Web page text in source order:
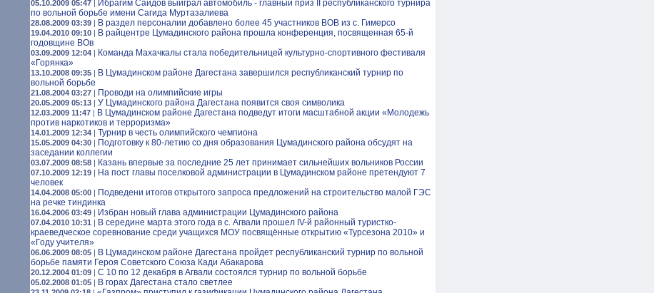
05.10.2009 05:47 | Ибрагим Саидов выиграл автомобиль - главный приз II республиканского турнира
по вольной борьбе имени Сагида Муртазалиева
28.08.2009 03:39 | В раздел персоналии добавлено более 45 участников ВОВ из с. Гимерсо
19.04.2010 09:10 | В райцентре Цумадинского района прошла конференция, посвященная 65-й
годовщине ВОв
03.09.2009 12:04 | Команда Махачкалы стала победительницей культурно-спортивного фестиваля
«Горянка»
13.10.2008 09:35 | В Цумадинском районе Дагестана завершился республиканский турнир по
вольной борьбе
21.08.2004 03:27 | Проводи на олимпийские игры
20.05.2009 05:13 | У Цумадинского района Дагестана появится своя символика
12.03.2009 11:47 | В Цумадинском районе Дагестана подведут итоги масштабной акции «Молодежь
против наркотиков и терроризма»
14.01.2009 12:34 | Турнир в честь олимпийского чемпиона
15.05.2009 04:30 | Подготовку к 80-летию со дня образования Цумадинского района обсудят на
заседании коллегии
03.07.2009 08:58 | Казань впервые за последние 25 лет принимает сильнейших вольников России
07.10.2009 12:19 | На пост главы поселковой администрации в Цумадинском районе претендуют 7
человек
14.04.2008 05:00 | Подведени итогов открытого запроса предложений на строительство малой ГЭС
на речке тиндинка
16.04.2006 03:49 | Избран новый глава администрации Цумадинского района
07.04.2010 10:31 | В середине марта этого года в с. Агвали прошел IV-й районный туристко-
краеведческое соревнование среди учащихся МОУ посвящённые открытию «Турсезона 2010» и
«Году учителя»
06.06.2009 08:05 | В Цумадинском районе Дагестана пройдет республиканский турнир по вольной
борьбе памяти Героя Советского Союза Кади Абакарова
20.12.2004 01:09 | С 10 по 12 декабря в Агвали состоялся турнир по вольной борьбе
05.02.2008 01:05 | В горах Дагестана стало светлее